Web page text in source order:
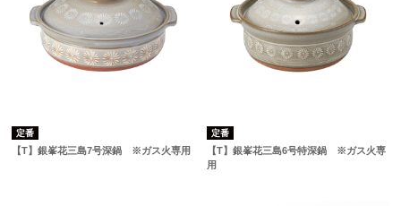
定番
【T】銀峯花三島7号深鍋 ※ガス火専用
定番
【T】銀峯花三島6号特深鍋 ※ガス火専
用